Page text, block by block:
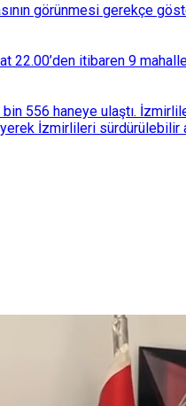
görünmesi gerekçe
22.00’den itibaren 9
bin 556 haneye ulaştı.
İzmirlileri